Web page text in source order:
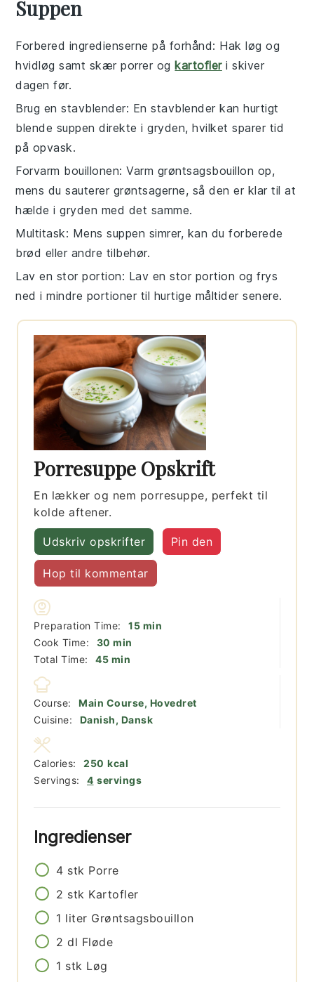
Suppen
Forbered ingredienserne på forhånd: Hakløg og
hvidløg samt skærporrer ogkartofleri skiver
dagen før.
Brug en stavblender: En stavblender kan hurtigt
blende suppen direkte i gryden, hvilket sparer tid
på opvask.
Forvarm bouillonen: Varm grøntsagsbouillon op,
mens du sauterer grøntsagerne, så den er klar til at
hælde i gryden med det samme.
Multitask: Mens suppen simrer, kan du forberede
brød eller andre tilbehør.
Lav en stor portion: Lav en stor portion og frys
ned i mindre portioner til hurtige måltider senere.
Porresuppe Opskrift
En lækker og nem porresuppe, perfekt til
kolde aftener.
Udskriv opskrifter Pin den
Hop til kommentar
Preparation Time: 15minutter
min
Cook Time:
30 minutter
min
Total Time:
45minutter
min
Course:
Main Course, Hovedret
Cuisine:
Danish, Dansk
Servings: 4 servings
Calories: 250 kcal
Ingredienser
4 stk Porre
2 stk Kartofler
1 liter Grøntsagsbouillon
2 dl Fløde
1 stk Løg